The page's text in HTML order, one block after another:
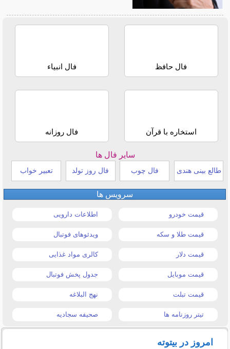
فال حافظ فال انبیاء
استخاره با قرآن فال روزانه
سایر فال ها
طالع بینی هندی فال چوب فال روز تولد تعبیر خواب
سرویس ها
قیمت خودرو اطلاعات دارویی
قیمت طلا و سکه ویدئوهای فوتبال
قیمت دلار کالری مواد غذایی
قیمت موبایل جدول پخش فوتبال
قیمت تبلت نهج البلاغه
تیتر روزنامه ها صحیفه سجادیه
امروز در بیتوته